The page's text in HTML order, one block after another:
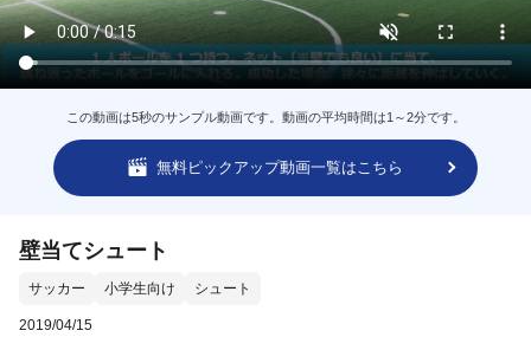
この動画は5秒のサンプル動画です。動画の平均時間は1～2分です。
無料ピックアップ動画一覧はこちら
壁当てシュート
サッカー 小学生向け シュート
2019/04/15